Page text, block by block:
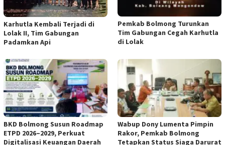
Karhutla Kembali Terjadi di
Lolak II, Tim Gabungan
Padamkan Api
Pemkab Bolmong Turunkan
Tim Gabungan Cegah Karhutla
di Lolak
BKD Bolmong Susun Roadmap
ETPD 2026–2029, Perkuat
Digitalisasi Keuangan Daerah
Wabup Dony Lumenta Pimpin
Rakor, Pemkab Bolmong
Tetapkan Status Siaga Darurat